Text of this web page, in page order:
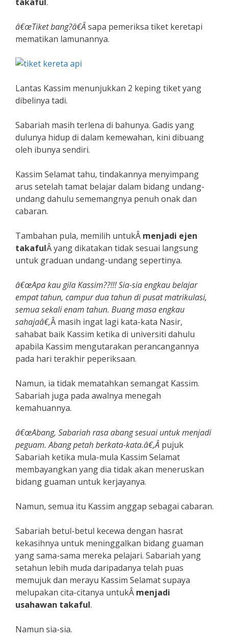
â€œTiket bang?â€Âsapa pemeriksa tiket keretapi
mematikan lamunannya.
Lantas Kassim menunjukkan 2 keping tiket yang
dibelinya tadi.
Sabariah masih terlena di bahunya. Gadis yang
dulunya hidup di dalam kemewahan, kini dibuang
oleh ibunya sendiri.
Kassim Selamat tahu, tindakannya menyimpang
arus setelah tamat belajar dalam bidang undang-
undang dahulu sememangnya penuh onak dan
cabaran.
Tambahan pula, memilih untukÂ menjadi ejen
takafulÂ yang dikatakan tidak sesuai langsung
untuk graduan undang-undang sepertinya.
â€œApa kau gila Kassim??!!! Sia-sia engkau belajar
empat tahun, campur dua tahun di pusat matrikulasi,
semua sekali enam tahun. Buang masa engkau
sahajaâ€,Â masih ingat lagi kata-kata Nasir,
sahabat baik Kassim ketika di universiti dahulu
apabila Kassim mengutarakan perancangannya
pada hari terakhir peperiksaan.
Namun, ia tidak mematahkan semangat Kassim.
Sabariah juga pada awalnya menegah
kemahuannya.
â€œAbang, Sabariah rasa abang sesuai untuk menjadi
peguam. Abang petah berkata-kata.â€,Â pujuk
Sabariah ketika mula-mula Kassim Selamat
membayangkan yang dia tidak akan meneruskan
bidang guaman untuk kerjayanya.
Namun, semua itu Kassim anggap sebagai cabaran.
Sabariah betul-betul kecewa dengan hasrat
kekasihnya untuk meninggalkan bidang guaman
yang sama-sama mereka pelajari. Sabariah yang
setahun lebih muda daripadanya telah puas
memujuk dan merayu Kassim Selamat supaya
melupakan cita-citanya untukÂ menjadi
usahawan takaful.
Namun sia-sia.